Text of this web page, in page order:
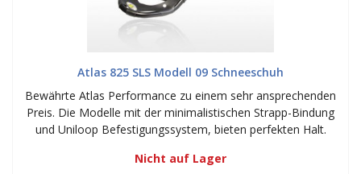
Atlas 825 SLS Modell 09 Schneeschuh
Bewährte Atlas Performance zu einem sehr ansprechenden
Preis. Die Modelle mit der minimalistischen Strapp-Bindung
und Uniloop Befestigungssystem, bieten perfekten Halt.
Nicht auf Lager